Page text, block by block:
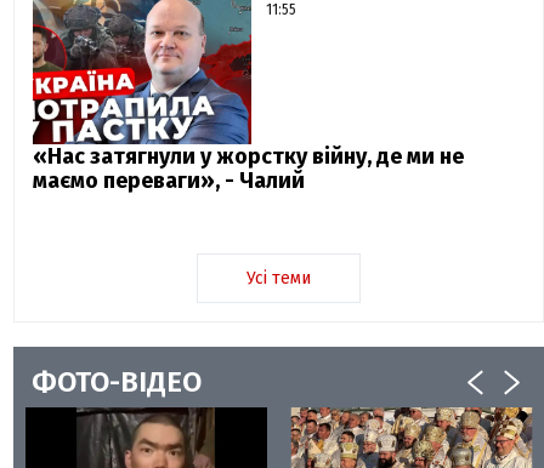
11:55
«Нас затягнули у жорстку війну, де ми не
маємо переваги», - Чалий
Усі теми
ФОТО-ВІДЕО